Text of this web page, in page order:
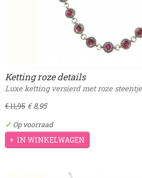
Ketting roze details
Luxe ketting versierd met roze
€ 11,95 € 8,95
✓ Op voorraad
IN WINKELWAGEN